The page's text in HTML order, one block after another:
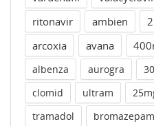
ritonavir
ambien
arcoxia
avana
albenza
aurogra
clomid
ultram
tramadol
bromazepam